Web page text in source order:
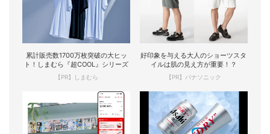
累計販売数1700万枚突破の大ヒッ
ト！しまむら『超COOL』シリーズ
【PR】しまむら
好印象を与える大人のショーツスタ
イルは肌の見え方が重要！？
【PR】パナソニック